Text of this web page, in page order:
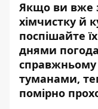
Якщо ви вже
хімчистку й
поспішайте
днями погода
справжньому
туманами,
помірно